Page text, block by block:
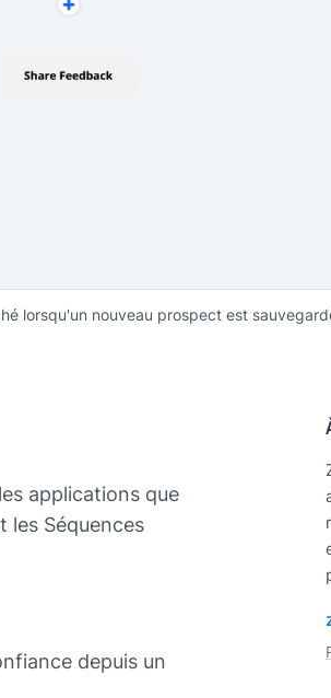
lorsqu'un nouveau prospect est
applications que
les Séquences
depuis un